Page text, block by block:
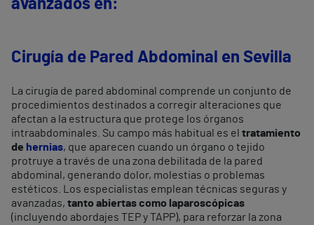
avanzados en:
Cirugía de Pared Abdominal en Sevilla
La cirugía de pared abdominal comprende un conjunto de
procedimientos destinados a corregir alteraciones que
afectan a la estructura que protege los órganos
intraabdominales. Su campo más habitual es el tratamiento
de hernias, que aparecen cuando un órgano o tejido
protruye a través de una zona debilitada de la pared
abdominal, generando dolor, molestias o problemas
estéticos. Los especialistas emplean técnicas seguras y
avanzadas, tanto abiertas como laparoscópicas
(incluyendo abordajes TEP y TAPP), para reforzar la zona